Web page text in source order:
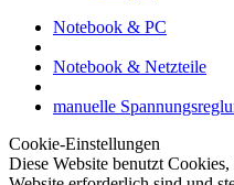
Notebook & PC
Notebook & Netzteile
manuelle
Cookie-Einstellungen
Diese Website benutzt